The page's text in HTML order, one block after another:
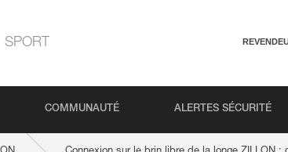
SPORT
COMMUNAUTÉ ALERTES SÉCURITÉ